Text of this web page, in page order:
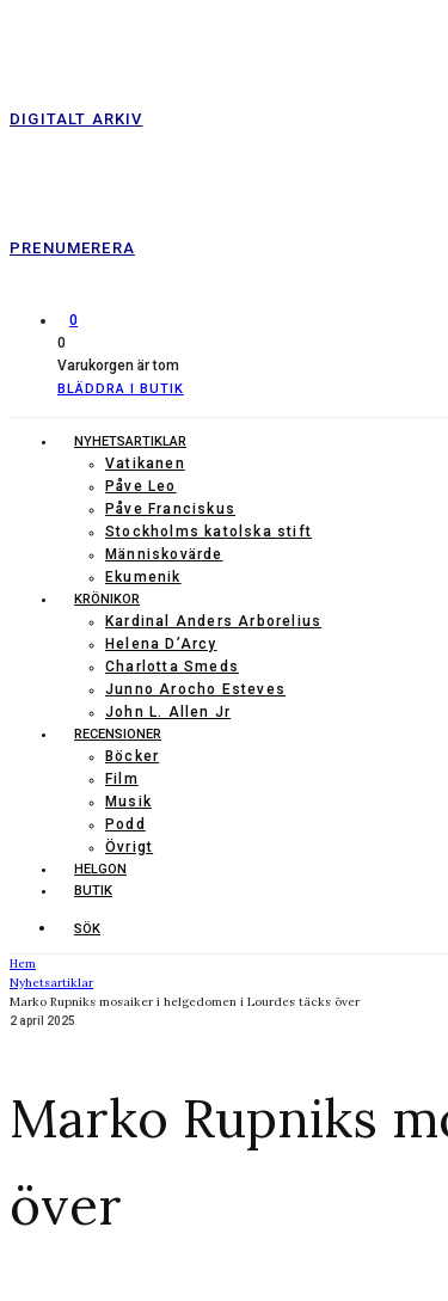
DIGITALT ARKIV
PRENUMERERA
0
0
Varukorgen är tom
BLÄDDRA I BUTIK
NYHETSARTIKLAR
Vatikanen
Påve Leo
Påve Franciskus
Stockholms katolska stift
Människovärde
Ekumenik
KRÖNIKOR
Kardinal Anders Arborelius
Helena D’Arcy
Charlotta Smeds
Junno Arocho Esteves
John L. Allen Jr
RECENSIONER
Böcker
Film
Musik
Podd
Övrigt
HELGON
BUTIK
SÖK
Hem
Nyhetsartiklar
Marko Rupniks mosaiker i helgedomen i Lourdes täcks över
2 april 2025
Marko Rupniks
över